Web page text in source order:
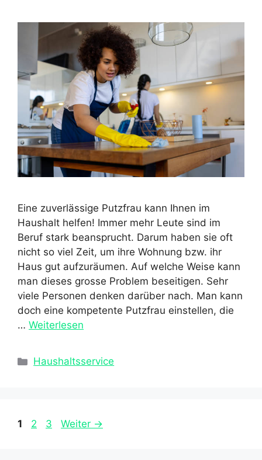
Eine zuverlässige Putzfrau kann Ihnen im
Haushalt helfen! Immer mehr Leute sind im
Beruf stark beansprucht. Darum haben sie oft
nicht so viel Zeit, um ihre Wohnung bzw. ihr
Haus gut aufzuräumen. Auf welche Weise kann
man dieses grosse Problem beseitigen. Sehr
viele Personen denken darüber nach. Man kann
doch eine kompetente Putzfrau einstellen, die
… Weiterlesen
Kategorien
Haushaltsservice
Seite
1 Seite
2 Seite
3 Weiter →